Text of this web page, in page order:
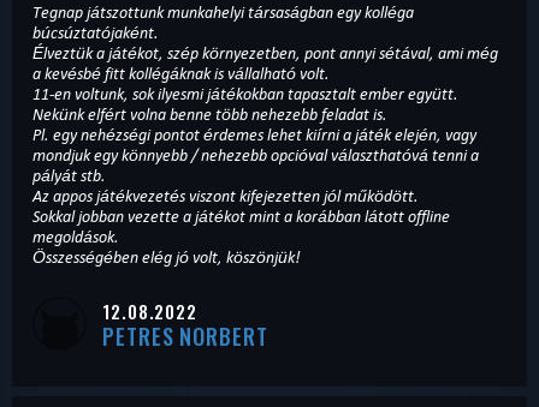
Tegnap játszottunk munkahelyi társaságban egy kolléga
búcsúztatójaként.
Élveztük a játékot, szép környezetben, pont annyi sétával, ami még
a kevésbé fitt kollégáknak is vállalható volt.
11-en voltunk, sok ilyesmi játékokban tapasztalt ember együtt.
Nekünk elfért volna benne több nehezebb feladat is.
Pl. egy nehézségi pontot érdemes lehet kiírni a játék elején, vagy
mondjuk egy könnyebb / nehezebb opcióval választhatóvá tenni a
pályát stb.
Az appos játékvezetés viszont kifejezetten jól működött.
Sokkal jobban vezette a játékot mint a korábban látott offline
megoldások.
Összességében elég jó volt, köszönjük!
12.08.2022
PETRES NORBERT